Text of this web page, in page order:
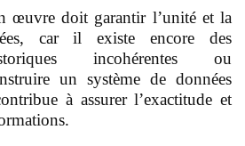
œuvre doit garantir l’unité et la
car il existe encore des
incohérentes ou
un système de données
à assurer l’exactitude et